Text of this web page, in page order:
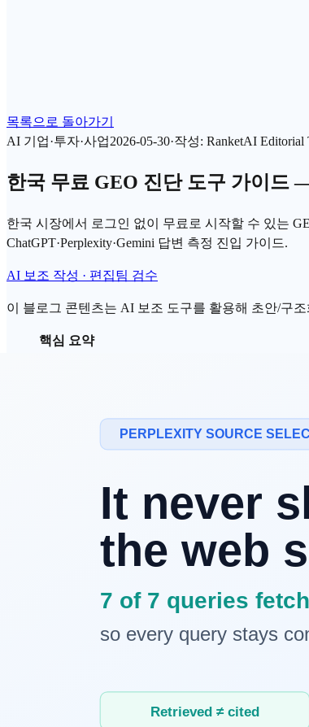
목록으로 돌아가기
AI 기업·투자·사업2026-05-30·작성: RanketAI Editorial
한국 무료 GEO 진단 도구 가이드
한국 시장에서 로그인 없이 무료로 시작할 수 있는
ChatGPT·Perplexity·Gemini 답변 측정 진입 가이드.
AI 보조 작성 · 편집팀 검수
이 블로그 콘텐츠는 AI 보조 도구를 활용해 초안/구
핵심 요약
AEO4-Pillar 100점 스코어링을 제공
영어권 글로벌 도구
무료 진단 →
분석 (유
왜 무료 진단 진입이 중요한가
이 줄어드나요?" 같은 질문에 답해야 한다. 그러나AI
진입 장벽 문제도 있다. 영어권 글로벌 GEO 도구는
무료 진단의 가치는 단순하다. 도메인 또는 URL 입
정 도구로 확장하기 전, 페이지·도메인 기본기를 먼